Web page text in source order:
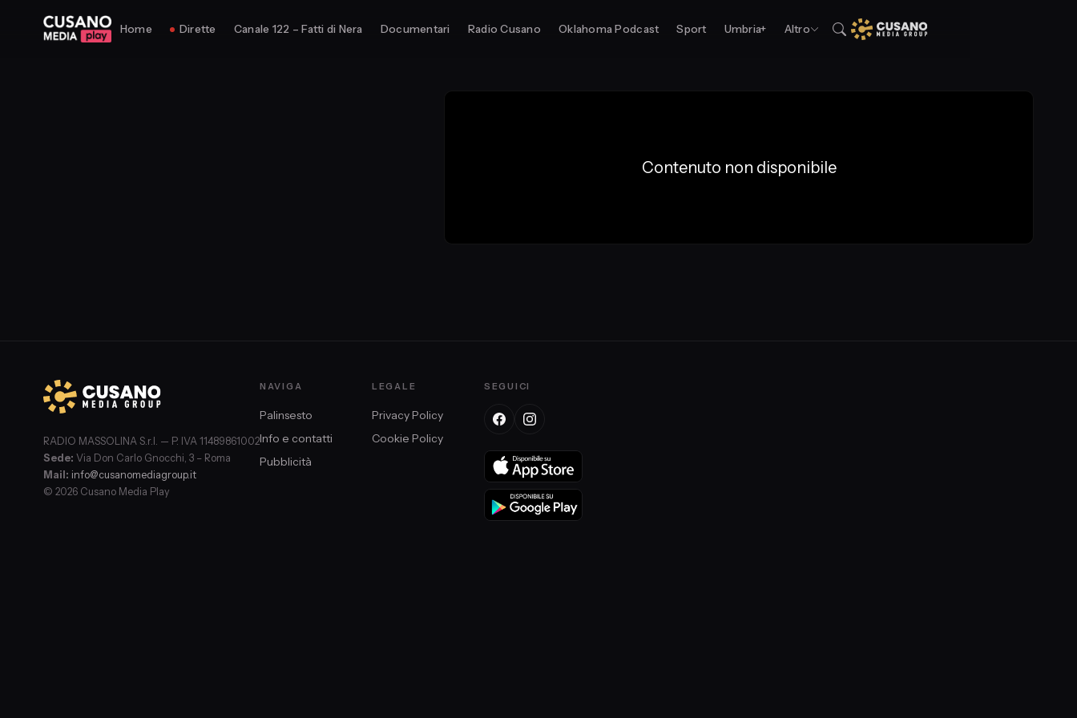
Home Dirette Canale 122 – Fatti di Nera Documentari Radio Cusano Oklahoma Podcast Sport Umbria+ Altro
Contenuto non disponibile
RADIO MASSOLINA S.r.l. — P. IVA 11489861002
Sede: Via Don Carlo Gnocchi, 3 – Roma
Mail: info@cusanomediagroup.it
© 2026 Cusano Media Play
NAVIGA
Palinsesto
Info e contatti
Pubblicità
LEGALE
Privacy Policy
Cookie Policy
SEGUICI